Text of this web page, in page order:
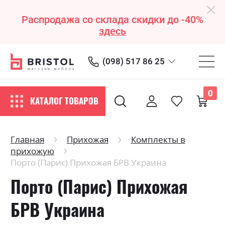
Распродажа со склада скидки до -40%
здесь
(098) 517 86 25
КАТАЛОГ ТОВАРОВ
0
Главная Прихожая
Комплекты в
прихожую
Порто (Парис) Прихожая БРВ Украина
Порто (Парис) Прихожая
БРВ Украина